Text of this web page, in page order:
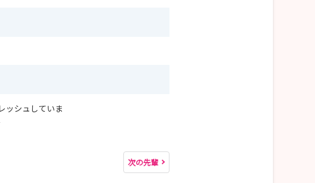
ッシュしていま
次の先輩